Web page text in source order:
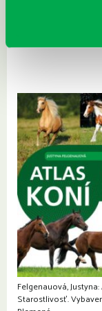
Felgenauová,
Starostlivosť.